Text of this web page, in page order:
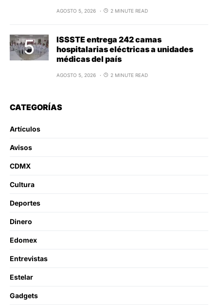
AGOSTO 5, 2026 2 MINUTE READ
ISSSTE entrega 242 camas
hospitalarias eléctricas a unidades
médicas del país
AGOSTO 5, 2026 2 MINUTE READ
CATEGORÍAS
Artículos
Avisos
CDMX
Cultura
Deportes
Dinero
Edomex
Entrevistas
Estelar
Gadgets